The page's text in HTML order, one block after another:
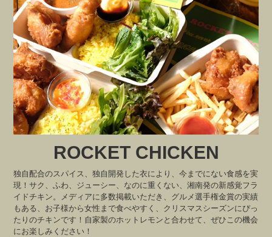
ROCKET CHICKEN
独自配合のスパイス、独自開発した衣により、今までにない食感を実
現！サク、ふわ、ジューシー、なのに重くない、湘南発の新感覚フラ
イドチキン。メディアに多数掲載いただき、グルメ選手権金賞の実績
もある、お子様から女性まで食べやすく、クリスマスシーズンにぴっ
たりのチキンです！自家製のホットレモンと合わせて、ぜひこの機会
にお楽しみください！